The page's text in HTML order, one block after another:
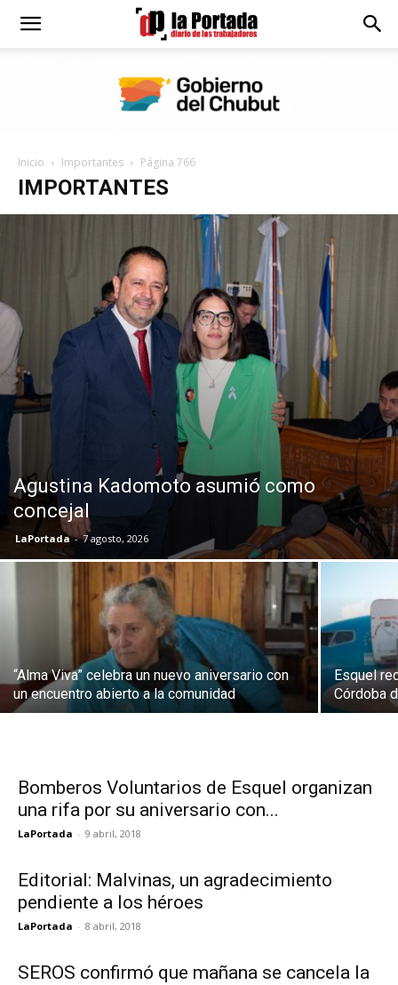
Diario
Portada
Inicio Importantes Página 766
IMPORTANTES
Agustina Kadomoto asumió como
concejal
LaPortada - 7 agosto, 2026
“Alma Viva” celebra un nuevo aniversario con
un encuentro abierto a la comunidad
Esquel
Córdoba
Bomberos Voluntarios de Esquel organizan
una rifa por su aniversario con...
LaPortada - 9 abril, 2018
Editorial: Malvinas, un agradecimiento
pendiente a los héroes
LaPortada - 8 abril, 2018
SEROS confirmó que mañana se cancela la